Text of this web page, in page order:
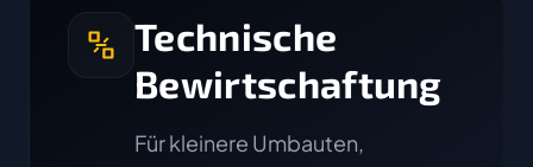
Technische
Bewirtschaftung
Für kleinere Umbauten,